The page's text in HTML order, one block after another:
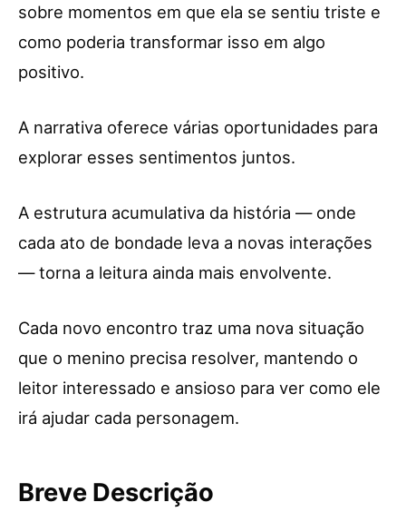
sobre momentos em que ela se sentiu triste e
como poderia transformar isso em algo
positivo.
A narrativa oferece várias oportunidades para
explorar esses sentimentos juntos.
A estrutura acumulativa da história — onde
cada ato de bondade leva a novas interações
— torna a leitura ainda mais envolvente.
Cada novo encontro traz uma nova situação
que o menino precisa resolver, mantendo o
leitor interessado e ansioso para ver como ele
irá ajudar cada personagem.
Breve Descrição